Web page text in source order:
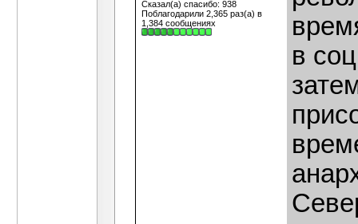
Сказал(а) спасибо: 938
Поблагодарили 2,365 раз(а) в
1,384 сообщениях
в